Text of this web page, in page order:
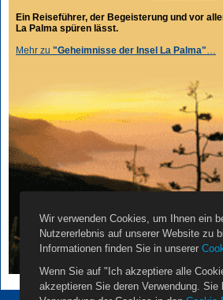
Ein Reiseführer, der Begeisterung und vor
La Palma spüren lässt.
Mehr zu "Geheimnisse der Insel La Palma"…
Wir verwenden Cookies, um Ihnen ein
Nutzererlebnis auf unserer Website zu
Informationen finden Sie in unserer
Wenn Sie auf "Ich akzeptiere alle
akzeptieren Sie deren Verwendung. Sie